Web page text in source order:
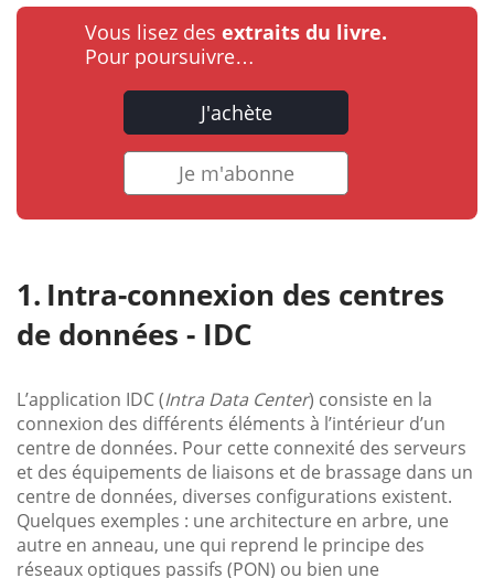
Vous lisez des extraits du livre.
Pour poursuivre…
J'achète
Je m'abonne
Intra-connexion des centres
de données - IDC
L’application IDC (Intra Data Center) consiste en la
connexion des différents éléments à l’intérieur d’un
centre de données. Pour cette connexité des serveurs
et des équipements de liaisons et de brassage dans un
centre de données, diverses configurations existent.
Quelques exemples : une architecture en arbre, une
autre en anneau, une qui reprend le principe des
réseaux optiques passifs (PON) ou bien une